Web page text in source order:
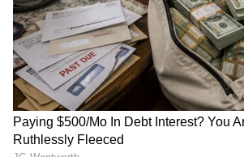
ತರಕಾರಿಗಳ ಎಲೆಗಳು ಉದುರಿ ಫ್ರಿಡ್ಜ್‌ನ
ಯಾವಾಗಲೂ ಕಲೆಯಾಗುತ್ತವೆ. ಶೆಲ್ಫ್‌ಗಳ
ಪೇಪರ್‌ಗಳನ್ನು ಹರಡಿಟ್ಟರೆ, ಈ
ಹೀರಿಕೊಳ್ಳುತ್ತದೆ. ವಾರಕ್ಕೊಮ್ಮೆ ಆ
ಪೇಪರ್ ಹಾಕಿದರೆ ಸಾಕು. ಫ್ರಿಡ್ಜ್ ಅನ್ನು
ತೊಳೆಯುವ ಕೆಲಸ ತಪ್ಪುತ್ತದೆ!